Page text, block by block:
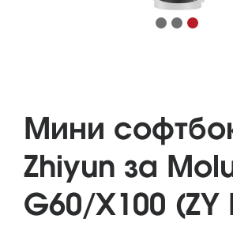
Мини
Zhiyun за
G60/X100 (ZY